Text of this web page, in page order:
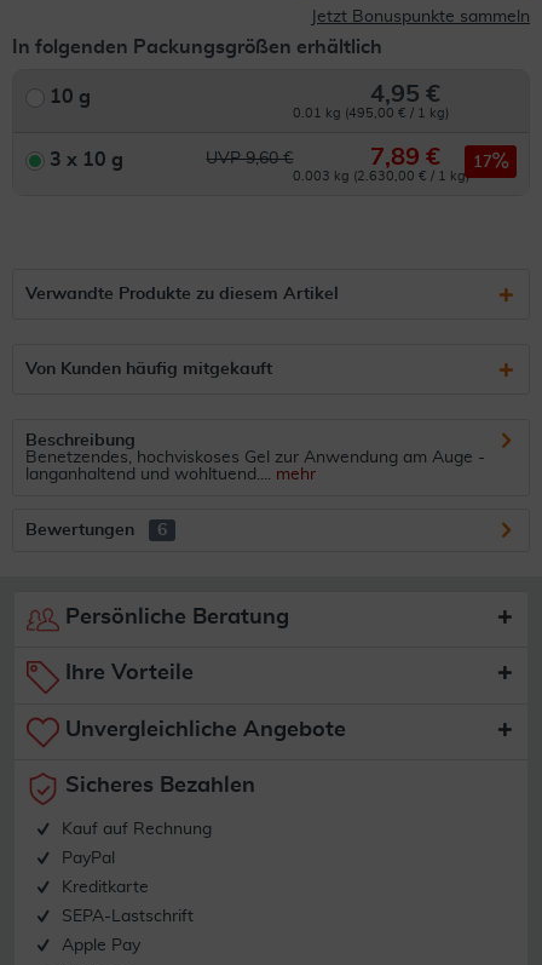
Jetzt Bonuspunkte sammeln
In folgenden Packungsgrößen erhältlich
10 g 4,95 €
0.01 kg (495,00 € / 1 kg)
3 x 10 g UVP 9,60 € 7,89 €
0.003 kg (2.630,00 € / 1 kg)
17
Verwandte Produkte zu diesem Artikel
Von Kunden häufig mitgekauft
Beschreibung
Benetzendes, hochviskoses Gel zur Anwendung am Auge -
langanhaltend und wohltuend.... mehr
Bewertungen 6
Persönliche Beratung
Ihre Vorteile
Unvergleichliche Angebote
Sicheres Bezahlen
Kauf auf Rechnung
PayPal
Kreditkarte
SEPA-Lastschrift
Apple Pay